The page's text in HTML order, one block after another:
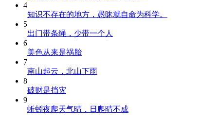
4
知识不存在的地方，愚昧就自命为科学。
5
出门带条绳，少带一个人
6
美色从来是祸胎
7
南山起云，北山下雨
8
破财是挡灾
9
蚯蚓夜爬天气晴，日爬晴不成